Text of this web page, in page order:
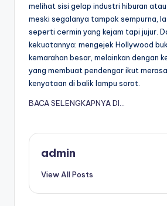
melihat sisi gelap industri hiburan
meski segalanya tampak sempurna,
seperti cermin yang kejam tapi jujur.
kekuatannya: mengejek Hollywood
kemarahan besar, melainkan dengan
yang membuat pendengar ikut
kenyataan di balik lampu sorot.
BACA SELENGKAPNYA DI…
admin
View All Posts